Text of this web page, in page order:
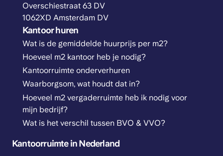
Overschiestraat 63 DV
1062XD Amsterdam DV
Kantoor huren
Wat is de gemiddelde huurprijs per m2?
Hoeveel m2 kantoor heb je nodig?
Kantoorruimte onderverhuren
Waarborgsom, wat houdt dat in?
Hoeveel m2 vergaderruimte heb ik nodig voor
mijn bedrijf?
Wat is het verschil tussen BVO & VVO?
Kantoorruimte in Nederland